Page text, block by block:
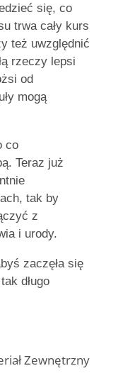
się, co
trwa cały kurs
też uwzględnić
rzeczy lepsi
od
mogą
co
Teraz już
tak by
z
i urody.
zaczęła się
długo
Zewnętrzny